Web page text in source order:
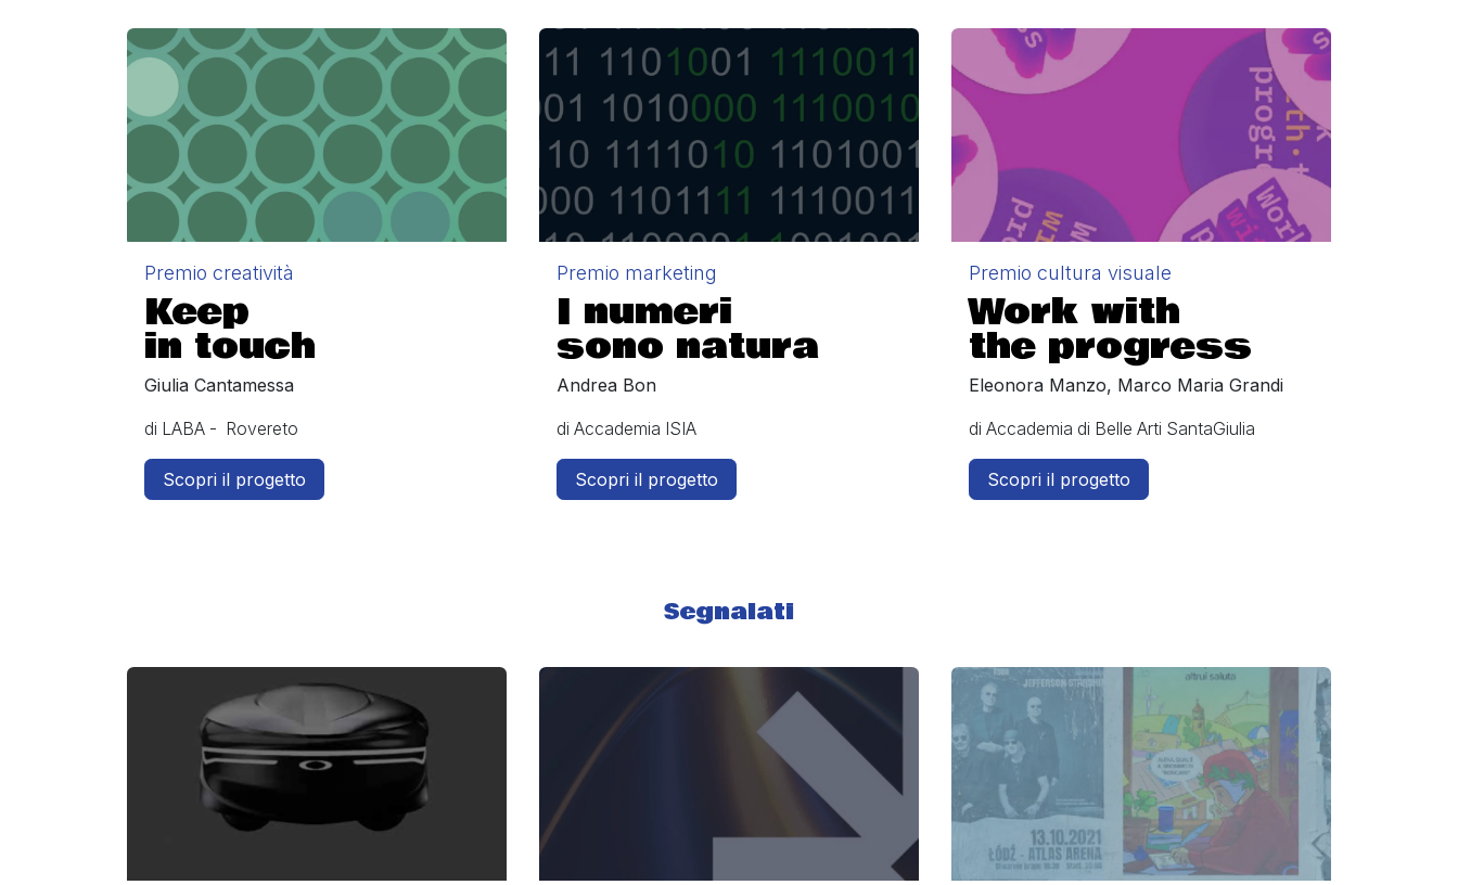
Premio creatività
Keep
in touch
Giulia Cantamessa
di LABA - Rovereto
Scopri il progetto
Premio marketing
I numeri
sono natura
Andrea Bon
di Accademia ISIA
Scopri il progetto
Premio cultura visuale
Work with
the progress
Eleonora Manzo, Marco Maria Grandi
di Accademia di Belle Arti SantaGiulia
Scopri il progetto
Segnalati